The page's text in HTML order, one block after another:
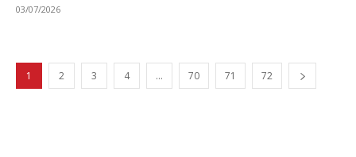
03/07/2026
1 2 3 4 … 70 71 72